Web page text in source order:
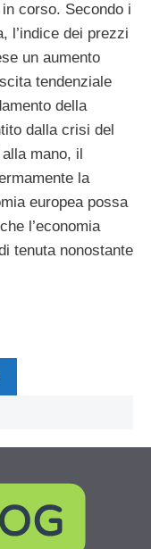
corso. Secondo i
l’indice dei prezzi
un aumento
tendenziale
della
dalla crisi del
mano, il
la
europea possa
l’economia
tenuta nonostante